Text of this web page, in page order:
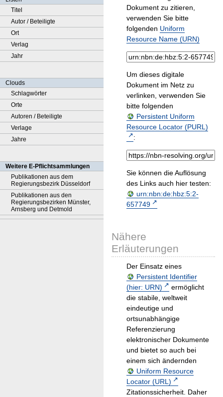
Titel
Autor / Beteiligte
Ort
Verlag
Jahr
Clouds
Schlagwörter
Orte
Autoren / Beteiligte
Verlage
Jahre
Weitere E-Pflichtsammlungen
Publikationen aus dem
Regierungsbezirk Düsseldorf
Publikationen aus den
Regierungsbezirken Münster,
Arnsberg und Detmold
Dokument zu zitieren,
verwenden Sie bitte
folgenden Uniform
Resource Name (URN)
Um dieses digitale
Dokument im Netz zu
verlinken, verwenden Sie
bitte folgenden
Persistent Uniform
Resource Locator (PURL)
:
Sie können die Auflösung
des Links auch hier testen:
urn:nbn:de:hbz:5:2-
657749
Nähere
Erläuterungen
Der Einsatz eines
Persistent Identifier
(hier: URN)
ermöglicht
die stabile, weltweit
eindeutige und
ortsunabhängige
Referenzierung
elektronischer Dokumente
und bietet so auch bei
einem sich ändernden
Uniform Resource
Locator (URL)
Zitationssicherheit. Daher